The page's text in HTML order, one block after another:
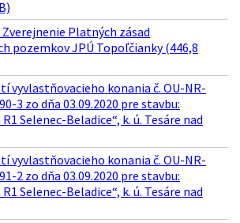
Platných zásad
pozemkov JPÚ Topoľčianky (446,8
vyvlastňovacieho konania č. OU-NR-
3 zo dňa 03.09.2020 pre stavbu:
Selenec-Beladice“, k. ú. Tesáre nad
vyvlastňovacieho konania č. OU-NR-
2 zo dňa 03.09.2020 pre stavbu:
Selenec-Beladice“, k. ú. Tesáre nad